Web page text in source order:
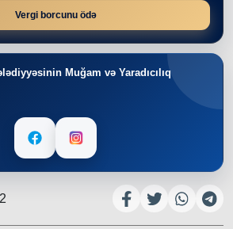
Vergi borcunu ödə
Muğam və Yaradıcılıq